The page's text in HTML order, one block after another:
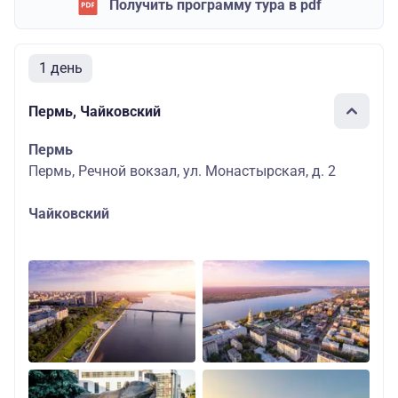
Получить программу тура в pdf
1 день
Пермь, Чайковский
Пермь
Пермь, Речной вокзал, ул. Монастырская, д. 2
Чайковский